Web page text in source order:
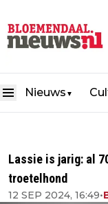
Nieuws ▼
Lassie is jarig: al
troetelhond
12 SEP 2024, 16:49•